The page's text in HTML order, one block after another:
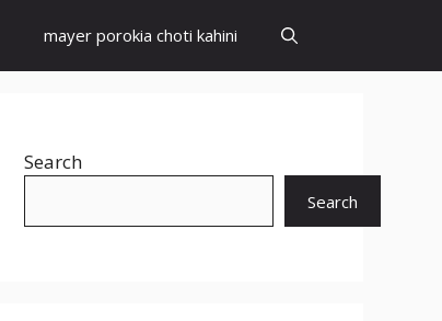
mayer porokia choti kahini
Search
Search